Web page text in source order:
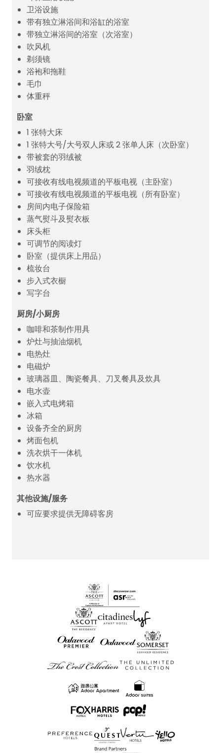
卫浴设施
带有独立淋浴间和浴缸的浴室
带独立淋浴间的浴室（次浴室）
吹风机
剃须镜
浴袍和拖鞋
毛巾
体重秤
卧室
1 张特大床
1 张特大号/大号双人床或 2 张单人床（次卧室）
带被套的羽绒被
羽绒枕
可接收有线电视频道的平板电视（主卧室）
可接收有线电视频道的平板电视（所有卧室）
房间内电子保险箱
蒸气熨斗及熨衣板
床头柜
可调节的阅读灯
卧室（提供床上用品）
梳妆台
步入式衣橱
写字台
厨房/小厨房
咖啡和茶制作用具
炉灶与抽油烟机
电热灶
电磁炉
玻璃器皿、陶瓷餐具、刀叉餐具及炊具
电水壶
嵌入式电烤箱
冰箱
设备齐全的厨房
烤面包机
洗衣烘干一体机
饮水机
热水器
其他设施/服务
可应要求提供无障碍客房